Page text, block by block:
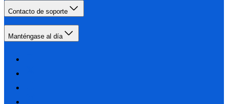
Contacto de soporte
Manténgase al día